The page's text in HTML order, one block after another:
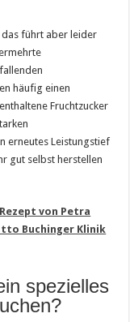
das führt aber leider
häufig einen
Fruchtzucker
erneutes Leistungstief
gut selbst herstellen
von Petra
Buchinger Klinik
spezielles